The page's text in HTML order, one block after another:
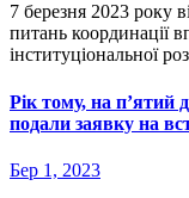
7 березня 2023 року відбулося засідання Робочої групи з
питань координації
інституціональної
Рік тому, на п’ятий
подали заявку на
Бер 1, 2023